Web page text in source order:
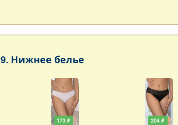
Нижнее белье
173 ₽ 204 ₽